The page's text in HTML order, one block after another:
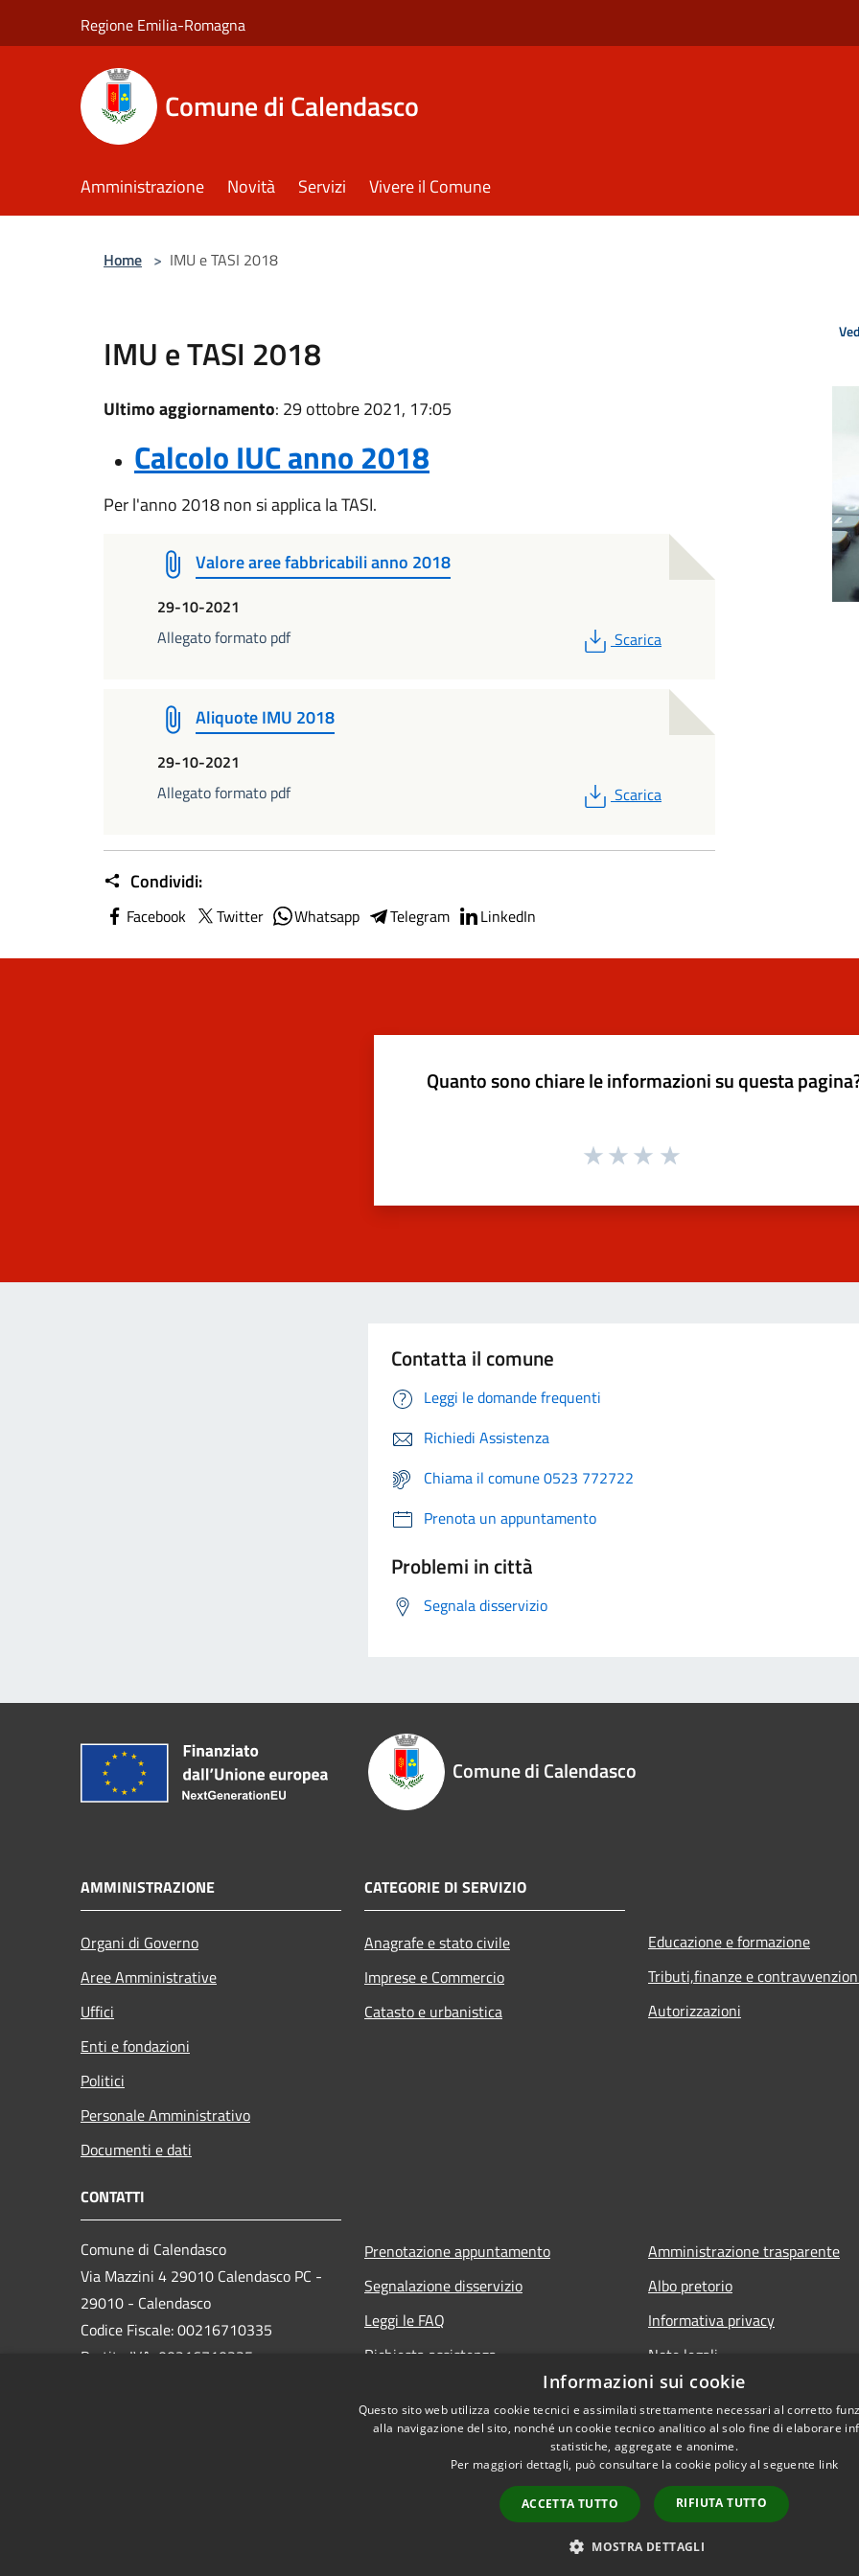
Regione Emilia-Romagna
Comune di Calendasco
Amministrazione Novità Servizi Vivere il Comune
Home > IMU e TASI 2018
IMU e TASI 2018
Ultimo aggiornamento: 29 ottobre 2021, 17:05
Calcolo IUC anno 2018
Per l'anno 2018 non si applica la TASI.
Valore aree fabbricabili anno 2018
29-10-2021
Allegato formato pdf
PDF
Scarica
Aliquote IMU 2018
29-10-2021
Allegato formato pdf
PDF
Scarica
Condividi:
Facebook Twitter Whatsapp Telegram LinkedIn
Quanto sono chiare le informazioni su questa
Contatta il comune
Leggi le domande frequenti
Richiedi Assistenza
Chiama il comune 0523 772722
Prenota un appuntamento
Problemi in città
Segnala disservizio
Comune di Calendasco
AMMINISTRAZIONE
Organi di Governo
Aree Amministrative
Uffici
Enti e fondazioni
Politici
Personale Amministrativo
Documenti e dati
CATEGORIE DI SERVIZIO
Anagrafe e stato civile
Imprese e Commercio
Catasto e urbanistica
Educazione e formazione
Tributi,finanze e
Autorizzazioni
CONTATTI
Comune di Calendasco
Via Mazzini 4 29010 Calendasco PC -
29010 - Calendasco
Codice Fiscale: 00216710335
Partita IVA: 00216710335
Prenotazione appuntamento
Segnalazione disservizio
Leggi le FAQ
Richiesta assistenza
Amministrazione trasparente
Albo pretorio
Informativa privacy
Note legali
Dichiarazione di accessibilità
Piano di miglioramento del sito
Copyright © 2026 • Comune di
Informazioni sui cookie
Questo sito web utilizza cookie tecnici e assimilati strettamente necessari al corretto
alla navigazione del sito, nonché un cookie tecnico analitico al solo fine di elaborare
statistiche, aggregate e anonime.
Per maggiori dettagli, può consultare la cookie policy al seguente link
ACCETTA TUTTO RIFIUTA TUTTO
MOSTRA DETTAGLI